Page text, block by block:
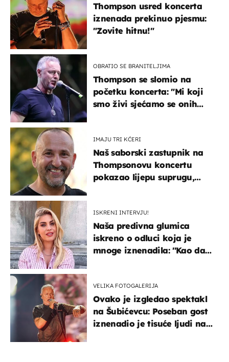
Thompson usred koncerta
iznenada prekinuo pjesmu:
"Zovite hitnu!"
OBRATIO SE BRANITELJIMA
Thompson se slomio na
početku koncerta: "Mi koji
smo živi sjećamo se onih
IMAJU TRI KĆERI
Naš saborski zastupnik na
Thompsonovu koncertu
pokazao lijepu suprugu,
ISKRENI INTERVJU!
Naša predivna glumica
iskreno o odluci koja je
mnoge iznenadila: ''Kao da
VELIKA FOTOGALERIJA
Ovako je izgledao spektakl
na Šubićevcu: Poseban gost
iznenadio je tisuće ljudi na